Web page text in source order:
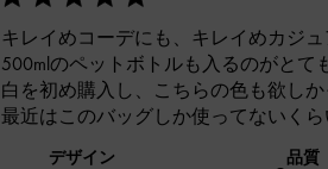
キレイめコーデにも、キレイめカジ
500mlのペットボトルも入るのがとて
白を初め購入し、こちらの色も欲し
最近はこのバッグしか使ってないくら
デザイン 品質